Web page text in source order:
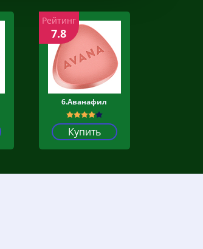
6.Аванафил
Купить
Рейтинг
7.8